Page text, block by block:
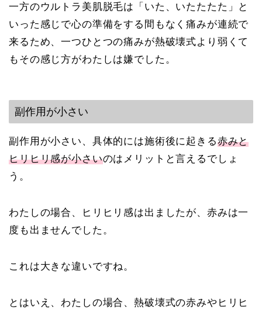
一方のウルトラ美肌脱毛は「いた、いたたたた」と
いった感じで心の準備をする間もなく痛みが連続で
来るため、一つひとつの痛みが熱破壊式より弱くて
もその感じ方がわたしは嫌でした。
副作用が小さい
副作用が小さい、具体的には施術後に起きる赤みと
ヒリヒリ感が小さいのはメリットと言えるでしょ
う。
わたしの場合、ヒリヒリ感は出ましたが、赤みは一
度も出ませんでした。
これは大きな違いですね。
とはいえ、わたしの場合、熱破壊式の赤みやヒリヒ